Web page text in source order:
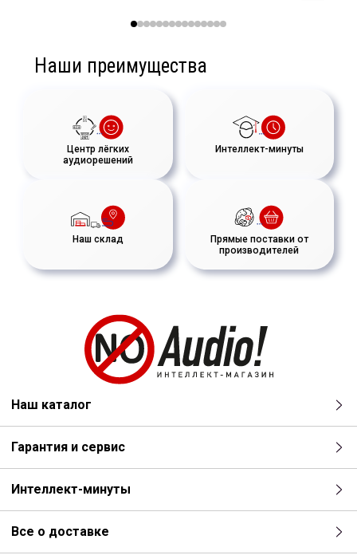
Наши преимущества
Центр лёгких
аудиорешений
Интеллект-минуты
Наш склад
Прямые поставки от
производителей
Наш каталог
Гарантия и сервис
Интеллект-минуты
Все о доставке